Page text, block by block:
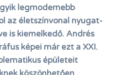
legmodernebb
az életszínvonal nyugat-
is kiemelkedő. Andrés
képei már ezt a XXI.
épületeit